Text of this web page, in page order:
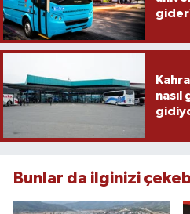
Bunlar da ilginizi